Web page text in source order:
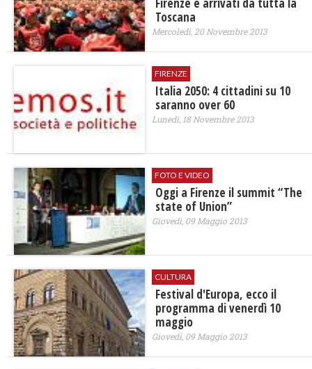
Toscana
Mercoledì, 20 Novembre 2013
FIRENZE
Italia 2050: 4 cittadini su 10
saranno over 60
Lunedì, 18 Novembre 2013
FOTO E VIDEO
Oggi a Firenze il summit “The
state of Union”
Giovedì, 09 Maggio 2013
CULTURA
Festival d'Europa, ecco il
programma di venerdì 10
maggio
Giovedì, 09 Maggio 2013